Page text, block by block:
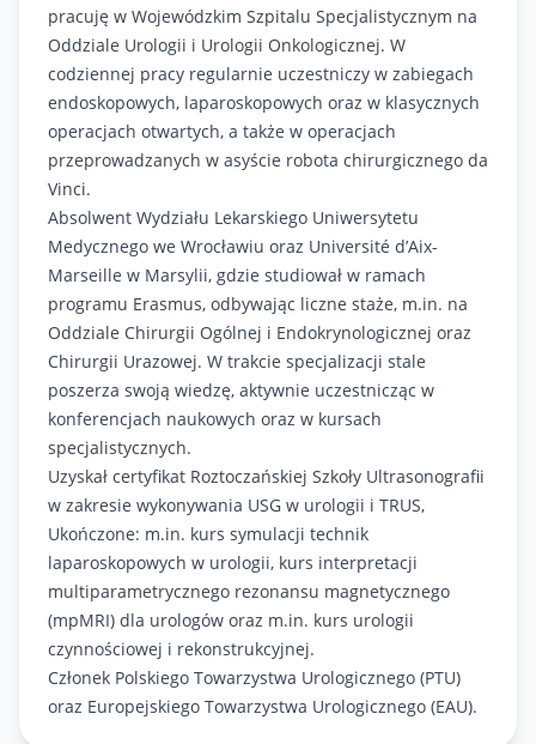
pracuję w Wojewódzkim Szpitalu Specjalistycznym na
Oddziale Urologii i Urologii Onkologicznej. W
codziennej pracy regularnie uczestniczy w zabiegach
endoskopowych, laparoskopowych oraz w klasycznych
operacjach otwartych, a także w operacjach
przeprowadzanych w asyście robota chirurgicznego da
Vinci.
Absolwent Wydziału Lekarskiego Uniwersytetu
Medycznego we Wrocławiu oraz Université d’Aix-
Marseille w Marsylii, gdzie studiował w ramach
programu Erasmus, odbywając liczne staże, m.in. na
Oddziale Chirurgii Ogólnej i Endokrynologicznej oraz
Chirurgii Urazowej. W trakcie specjalizacji stale
poszerza swoją wiedzę, aktywnie uczestnicząc w
konferencjach naukowych oraz w kursach
specjalistycznych.
Uzyskał certyfikat Roztoczańskiej Szkoły Ultrasonografii
w zakresie wykonywania USG w urologii i TRUS,
Ukończone: m.in. kurs symulacji technik
laparoskopowych w urologii, kurs interpretacji
multiparametrycznego rezonansu magnetycznego
(mpMRI) dla urologów oraz m.in. kurs urologii
czynnościowej i rekonstrukcyjnej.
Członek Polskiego Towarzystwa Urologicznego (PTU)
oraz Europejskiego Towarzystwa Urologicznego (EAU).